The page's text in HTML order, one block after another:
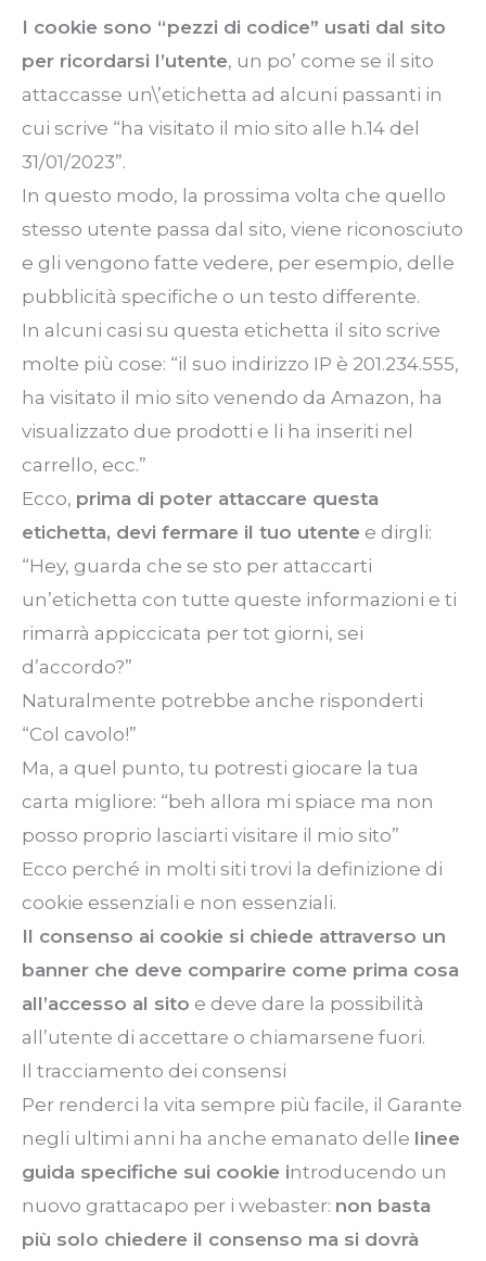
I cookie sono “pezzi di codice” usati dal sito
per ricordarsi l’utente, un po’ come se il sito
attaccasse un\’etichetta ad alcuni passanti in
cui scrive “ha visitato il mio sito alle h.14 del
31/01/2023”.
In questo modo, la prossima volta che quello
stesso utente passa dal sito, viene riconosciuto
e gli vengono fatte vedere, per esempio, delle
pubblicità specifiche o un testo differente.
In alcuni casi su questa etichetta il sito scrive
molte più cose: “il suo indirizzo IP è 201.234.555,
ha visitato il mio sito venendo da Amazon, ha
visualizzato due prodotti e li ha inseriti nel
carrello, ecc.”
Ecco, prima di poter attaccare questa
etichetta, devi fermare il tuo utente e dirgli:
“Hey, guarda che se sto per attaccarti
un’etichetta con tutte queste informazioni e ti
rimarrà appiccicata per tot giorni, sei
d’accordo?”
Naturalmente potrebbe anche risponderti
“Col cavolo!”
Ma, a quel punto, tu potresti giocare la tua
carta migliore: “beh allora mi spiace ma non
posso proprio lasciarti visitare il mio sito”
Ecco perché in molti siti trovi la definizione di
cookie essenziali e non essenziali.
Il consenso ai cookie si chiede attraverso un
banner che deve comparire come prima cosa
all’accesso al sito e deve dare la possibilità
all’utente di accettare o chiamarsene fuori.
Il tracciamento dei consensi
Per renderci la vita sempre più facile, il Garante
negli ultimi anni ha anche emanato delle linee
guida specifiche sui cookie introducendo un
nuovo grattacapo per i webaster: non basta
più solo chiedere il consenso ma si dovrà